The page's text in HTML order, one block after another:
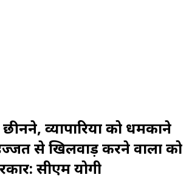
व्यापारियों को धमकाने
से खिलवाड़ करने वालों को
सीएम योगी